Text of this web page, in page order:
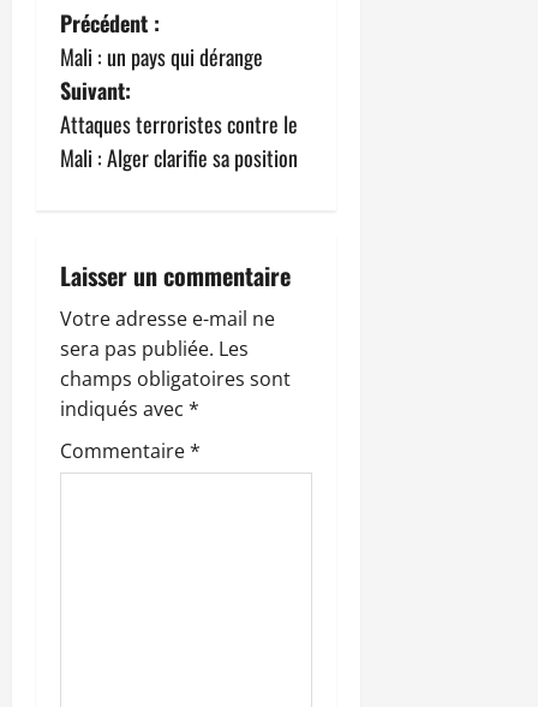
N
a
v
i
a
t
i
o
n
Précédent :
Mali : un pays qui dérange
Suivant:
Attaques terroristes contre le
Mali : Alger clarifie sa position
Laisser un commentaire
Votre adresse e-mail ne
sera pas publiée. Les
champs obligatoires sont
indiqués avec *
Commentaire*